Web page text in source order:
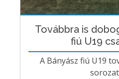
Továbbra is
fiú U19
A Bányász fiú U19